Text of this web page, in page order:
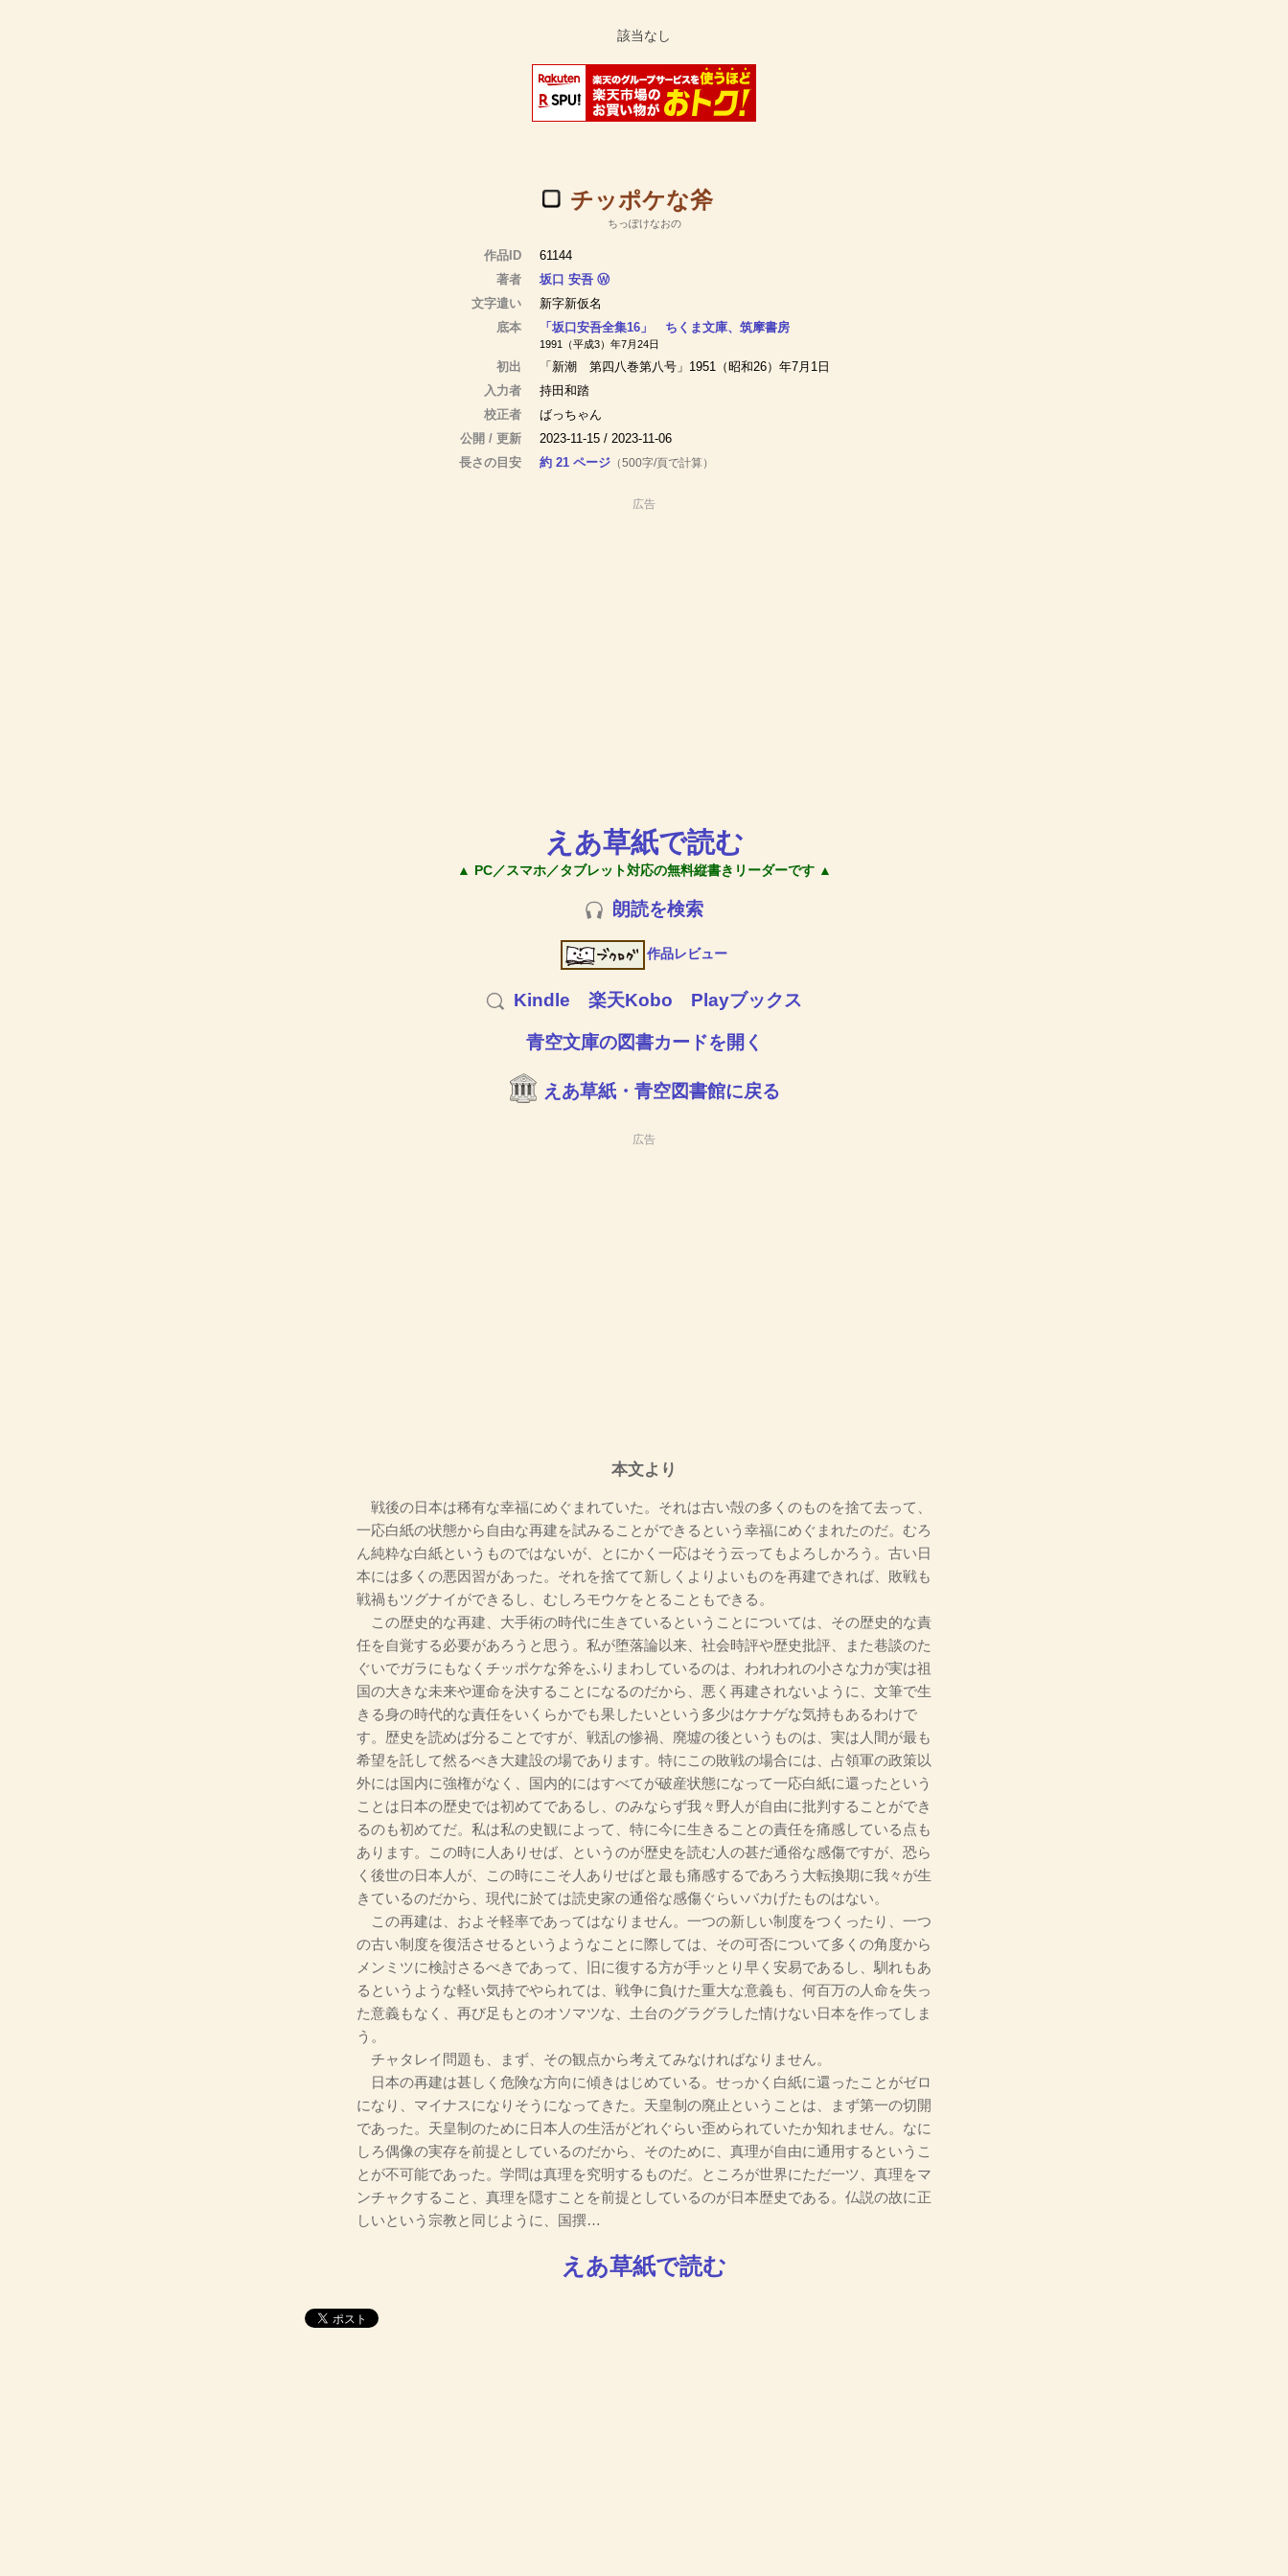
チッポケな斧
ちっぽけなおの
作品ID
61144
著者
坂口 安吾 Ⓦ
文字遣い
新字新仮名
底本
「坂口安吾全集16」 ちくま文庫、筑摩書房
1991（平成3）年7月24日
初出
「新潮 第四八巻第八号」1951（昭和26）年7月1日
入力者
持田和踏
校正者
ばっちゃん
公開 / 更新
2023-11-15 / 2023-11-06
長さの目安
約 21 ページ（500字/頁で計算）
広告
えあ草紙で読む
▲ PC／スマホ／タブレット対応の無料縦書きリーダーです ▲
朗読を検索
作品レビュー
Kindle 楽天Kobo Playブックス
青空文庫の図書カードを開く
えあ草紙・青空図書館に戻る
広告
本文より
戦後の日本は稀有な幸福にめぐまれていた。それは古い殻の多くのものを捨て去って、
一応白紙の状態から自由な再建を試みることができるという幸福にめぐまれたのだ。むろ
ん純粋な白紙というものではないが、とにかく一応はそう云ってもよろしかろう。古い日
本には多くの悪因習があった。それを捨てて新しくよりよいものを再建できれば、敗戦も
戦禍もツグナイができるし、むしろモウケをとることもできる。
この歴史的な再建、大手術の時代に生きているということについては、その歴史的な責
任を自覚する必要があろうと思う。私が堕落論以来、社会時評や歴史批評、また巷談のた
ぐいでガラにもなくチッポケな斧をふりまわしているのは、われわれの小さな力が実は祖
国の大きな未来や運命を決することになるのだから、悪く再建されないように、文筆で生
きる身の時代的な責任をいくらかでも果したいという多少はケナゲな気持もあるわけで
す。歴史を読めば分ることですが、戦乱の惨禍、廃墟の後というものは、実は人間が最も
希望を託して然るべき大建設の場であります。特にこの敗戦の場合には、占領軍の政策以
外には国内に強権がなく、国内的にはすべてが破産状態になって一応白紙に還ったという
ことは日本の歴史では初めてであるし、のみならず我々野人が自由に批判することができ
るのも初めてだ。私は私の史観によって、特に今に生きることの責任を痛感している点も
あります。この時に人ありせば、というのが歴史を読む人の甚だ通俗な感傷ですが、恐ら
く後世の日本人が、この時にこそ人ありせばと最も痛感するであろう大転換期に我々が生
きているのだから、現代に於ては読史家の通俗な感傷ぐらいバカげたものはない。
この再建は、およそ軽率であってはなりません。一つの新しい制度をつくったり、一つ
の古い制度を復活させるというようなことに際しては、その可否について多くの角度から
メンミツに検討さるべきであって、旧に復する方が手ッとり早く安易であるし、馴れもあ
るというような軽い気持でやられては、戦争に負けた重大な意義も、何百万の人命を失っ
た意義もなく、再び足もとのオソマツな、土台のグラグラした情けない日本を作ってしま
う。
チャタレイ問題も、まず、その観点から考えてみなければなりません。
日本の再建は甚しく危険な方向に傾きはじめている。せっかく白紙に還ったことがゼロ
になり、マイナスになりそうになってきた。天皇制の廃止ということは、まず第一の切開
であった。天皇制のために日本人の生活がどれぐらい歪められていたか知れません。なに
しろ偶像の実存を前提としているのだから、そのために、真理が自由に通用するというこ
とが不可能であった。学問は真理を究明するものだ。ところが世界にただ一ツ、真理をマ
ンチャクすること、真理を隠すことを前提としているのが日本歴史である。仏説の故に正
しいという宗教と同じように、国撰…
えあ草紙で読む